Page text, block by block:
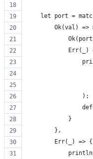
let port =
Ok(val) =>
Err(_)
                );
            }
        },
        Err(_) => {